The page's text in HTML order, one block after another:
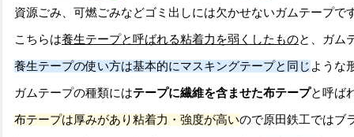
資源ごみ、可燃ごみなどゴミ出しには欠かせないガムテープで
こちらは養生テープと呼ばれる粘着力を弱くしたものと、ガム
養生テープの使い方は基本的にマスキングテープと同じ ような
ガムテープの種類にはテープに繊維を含ませた布テープと呼ば
布テープは厚みがあり粘着力・強度が高いので原田鉄工ではブ